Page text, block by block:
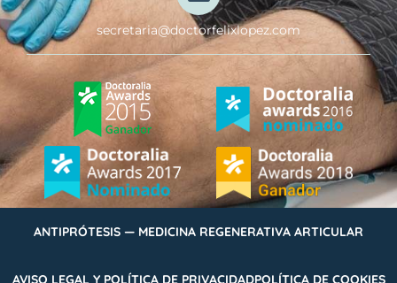
secretaria@doctorfelixlopez.com
ANTIPRÓTESIS — MEDICINA REGENERATIVA ARTICULAR